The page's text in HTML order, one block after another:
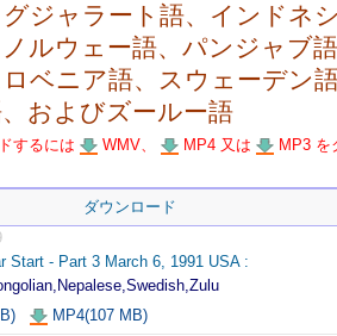
ジャラート語、インドネ
ルウェー語、パンジャブ
ベニア語、スウェーデン
およびズールー語
するには WMV、 MP4 又は
MP3 を
ダウンロード
Start - Part 3 March 6, 1991 USA :
MP4(107 MB)